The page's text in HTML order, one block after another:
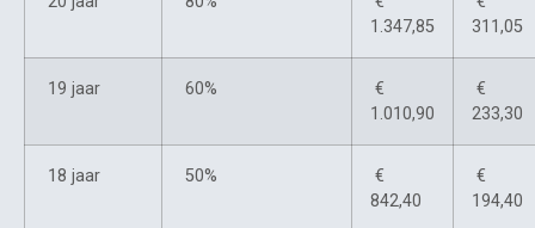
1.347,85
311,05
19 jaar 60%
€
1.010,90
€
233,30
18 jaar 50%
€
842,40
€
194,40